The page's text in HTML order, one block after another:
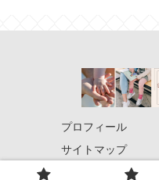
プロフィール
サイトマップ
© 2022 旅×本！お得と